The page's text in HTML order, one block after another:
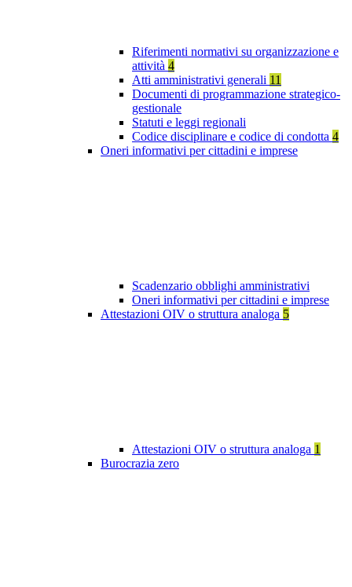
Riferimenti normativi su organizzazione e
attività 4
Atti amministrativi generali 11
Documenti di programmazione strategico-
gestionale
Statuti e leggi regionali
Codice disciplinare e codice di condotta 4
Oneri informativi per cittadini e imprese
Scadenzario obblighi amministrativi
Oneri informativi per cittadini e imprese
Attestazioni OIV o struttura analoga 5
Attestazioni OIV o struttura analoga 1
Burocrazia zero